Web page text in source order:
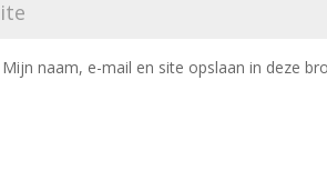
Mijn naam, e-mail en site opslaan in deze